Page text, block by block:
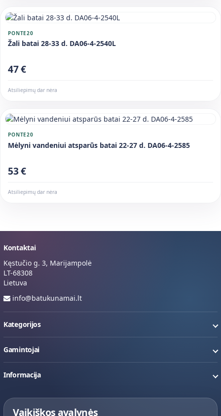
PONTE20
Žali batai 28-33 d. DA06-4-2540L
47 €
Atsiliepimų dar nėra
PONTE20
Mėlyni vandeniui atsparūs batai 22-27 d. DA06-4-2585
53 €
Atsiliepimų dar nėra
Kontaktai
Kęstučio g. 3, Marijampolė
LT-68308
Lietuva
info@batukunamai.lt
Kategorijos
Gamintojai
Informacija
Vaikiškos avalynės